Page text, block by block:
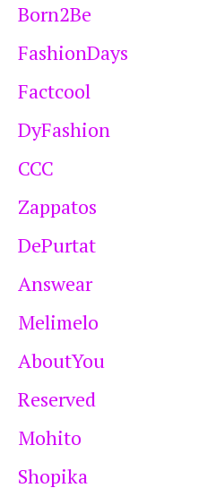
Born2Be
FashionDays
Factcool
DyFashion
CCC
Zappatos
DePurtat
Answear
Melimelo
AboutYou
Reserved
Mohito
Shopika